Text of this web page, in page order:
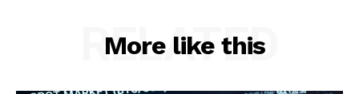
More like this
RELATED